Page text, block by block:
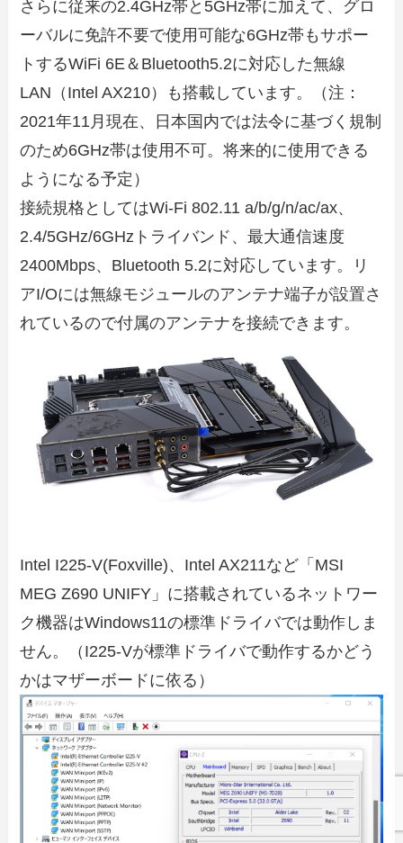
さらに従来の2.4GHz帯と5GHz帯に加えて、グロ
ーバルに免許不要で使用可能な6GHz帯もサポー
トするWiFi 6E＆Bluetooth5.2に対応した無線
LAN（Intel AX210）も搭載しています。（注：
2021年11月現在、日本国内では法令に基づく規制
のため6GHz帯は使用不可。将来的に使用できる
ようになる予定）
接続規格としてはWi-Fi 802.11 a/b/g/n/ac/ax、
2.4/5GHz/6GHzトライバンド、最大通信速度
2400Mbps、Bluetooth 5.2に対応しています。リ
アI/Oには無線モジュールのアンテナ端子が設置さ
れているので付属のアンテナを接続できます。
Intel I225-V(Foxville)、Intel AX211など「MSI
MEG Z690 UNIFY」に搭載されているネットワー
ク機器はWindows11の標準ドライバでは動作しま
せん。（I225-Vが標準ドライバで動作するかどう
かはマザーボードに依る）